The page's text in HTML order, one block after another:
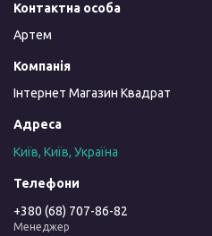
Артем
Інтернет Магазин Квадрат
Київ, Київ, Україна
+380 (68) 707-86-82
Менеджер